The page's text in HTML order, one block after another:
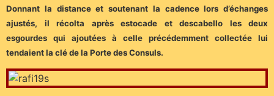
Donnant la distance et soutenant la cadence lors d’échanges
ajustés, il récolta après estocade et descabello les deux
esgourdes qui ajoutées à celle précédemment collectée lui
tendaient la clé de la Porte des Consuls.